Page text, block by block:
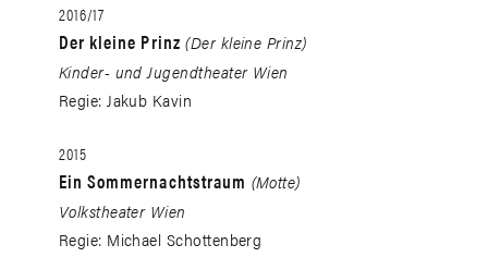
2016/17
Der kleine Prinz (Der kleine Prinz)
Kinder- und Jugendtheater Wien
Regie: Jakub Kavin
2015
Ein Sommernachtstraum (Motte)
Volkstheater Wien
Regie: Michael Schottenberg